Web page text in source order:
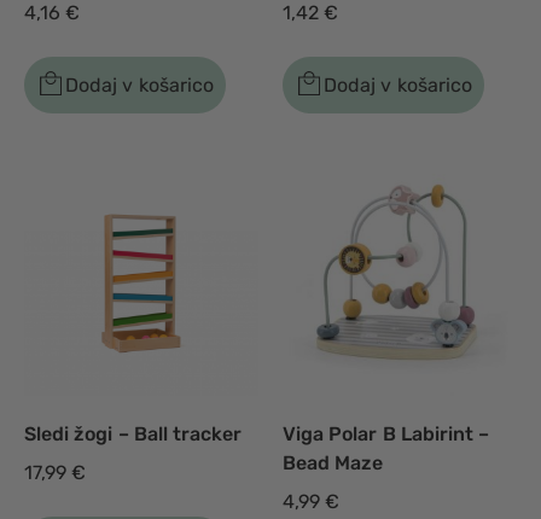
4,16€
Dodaj v košarico
1,42€
Dodaj v košarico
Sledi žogi – Ball tracker
17,99€
Viga Polar B Labirint –
Bead Maze
4,99€